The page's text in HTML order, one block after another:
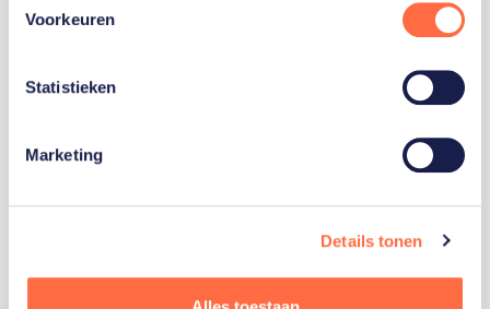
Voorkeuren
Statistieken
Marketing
Details tonen
Trotse hoofdsponsor
Staatsloterij is trotse hoofdsponsor van
sportiefste land van de wereld maken.